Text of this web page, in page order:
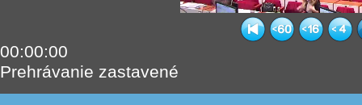
00:00:00
Prehrávanie zastavené